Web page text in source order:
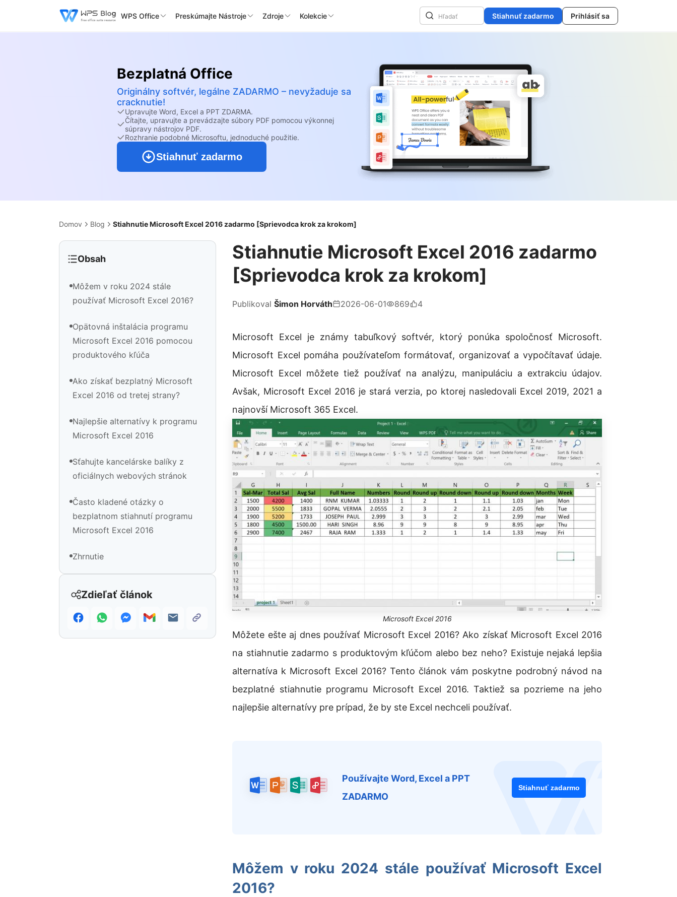
WPS Office Preskúmajte Nástroje Zdroje Kolekcie Stiahnuť zadarmo Prihlásiť sa
Bezplatná Office
Originálny softvér, legálne ZADARMO – nevyžaduje sa
cracknutie!
Upravujte Word, Excel a PPT ZDARMA.
Čítajte, upravujte a prevádzajte súbory PDF pomocou výkonnej
súpravy nástrojov PDF.
Rozhranie podobné Microsoftu, jednoduché použitie.
Stiahnuť zadarmo
Domov Blog Stiahnutie Microsoft Excel 2016 zadarmo [Sprievodca krok za krokom]
Obsah
Môžem v roku 2024 stále
používať Microsoft Excel 2016?
Opätovná inštalácia programu
Microsoft Excel 2016 pomocou
produktového kľúča
Ako získať bezplatný Microsoft
Excel 2016 od tretej strany?
Najlepšie alternatívy k programu
Microsoft Excel 2016
Sťahujte kancelárske balíky z
oficiálnych webových stránok
Často kladené otázky o
bezplatnom stiahnutí programu
Microsoft Excel 2016
Zhrnutie
Zdieľať článok
Stiahnutie Microsoft Excel 2016 zadarmo
[Sprievodca krok za krokom]
Publikoval Šimon Horváth 2026-06-01 869 4
Microsoft Excel je známy tabuľkový softvér, ktorý ponúka spoločnosť Microsoft.
Microsoft Excel pomáha používateľom formátovať, organizovať a vypočítavať údaje.
Microsoft Excel môžete tiež používať na analýzu, manipuláciu a extrakciu údajov.
Avšak, Microsoft Excel 2016 je stará verzia, po ktorej nasledovali Excel 2019, 2021 a
najnovší Microsoft 365 Excel.
Microsoft Excel 2016
Môžete ešte aj dnes používať Microsoft Excel 2016? Ako získať Microsoft Excel 2016
na stiahnutie zadarmo s produktovým kľúčom alebo bez neho? Existuje nejaká lepšia
alternatíva k Microsoft Excel 2016? Tento článok vám poskytne podrobný návod na
bezplatné stiahnutie programu Microsoft Excel 2016. Taktiež sa pozrieme na jeho
najlepšie alternatívy pre prípad, že by ste Excel nechceli používať.
Používajte Word, Excel a PPT
ZADARMO
Stiahnuť zadarmo
Môžem v roku 2024 stále používať Microsoft Excel
2016?